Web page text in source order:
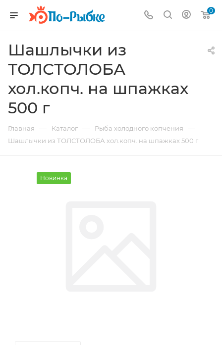
0
Шашлычки из
ТОЛСТОЛОБА
хол.копч. на шпажках
500 г
Главная — Каталог — Рыба холодного копчения —
Шашлычки из ТОЛСТОЛОБА хол.копч. на шпажках 500 г
Новинка